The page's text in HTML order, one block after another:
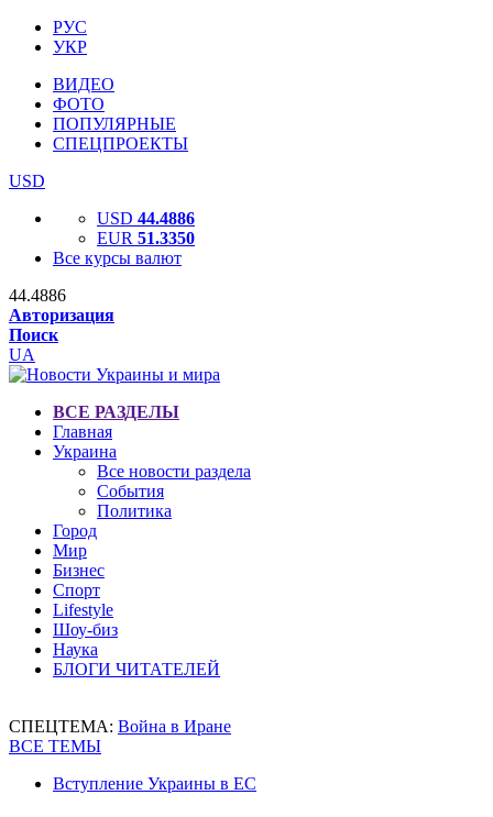
РУС
УКР
ВИДЕО
ФОТО
ПОПУЛЯРНЫЕ
СПЕЦПРОЕКТЫ
USD
USD 44.4886
EUR 51.3350
Все курсы валют
44.4886
Авторизация
Поиск
UA
ВСЕ РАЗДЕЛЫ
Главная
Украина
Все новости раздела
События
Политика
Город
Мир
Бизнес
Спорт
Lifestyle
Шоу-биз
Наука
БЛОГИ ЧИТАТЕЛЕЙ
СПЕЦТЕМА: Война в Иране
ВСЕ ТЕМЫ
Вступление Украины в ЕС